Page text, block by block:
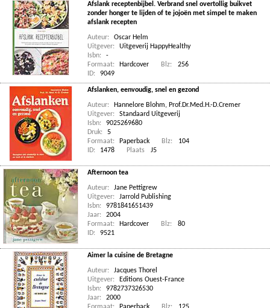
Afslank receptenbijbel. Verbrand snel overtollig buikvet
zonder honger te lijden of te jojoën met simpel te maken
afslank recepten
Auteur:
Oscar Helm
Uitgever:
Uitgeverij HappyHealthy
Isbn:
-
Formaat:
Hardcover Blz:
256
ID:
9049
Afslanken, eenvoudig, snel en gezond
Auteur: Hannelore Blohm, Prof.Dr.Med.H.-D.Cremer
Uitgever:
Standaard Uitgeverij
Isbn:
9025269680
Druk:
5
Formaat:
Paperback Blz:
104
ID:
1478 Plaats J5
Afternoon tea
Auteur:
Jane Pettigrew
Uitgever:
Jarrold Publishing
Isbn:
9781841651439
Jaar:
2004
Formaat:
Hardcover Blz:
80
ID:
9521
Aimer la cuisine de Bretagne
Auteur:
Jacques Thorel
Uitgever:
Editions Ouest-France
Isbn:
9782737326530
Jaar:
2000